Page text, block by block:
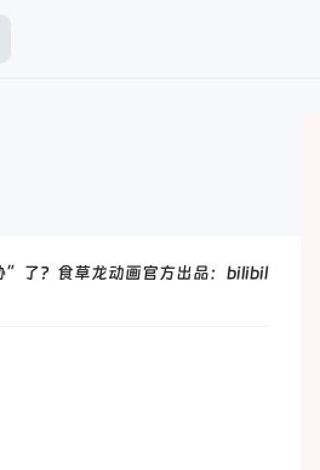
”了？食草龙动画官方出品：bilibil